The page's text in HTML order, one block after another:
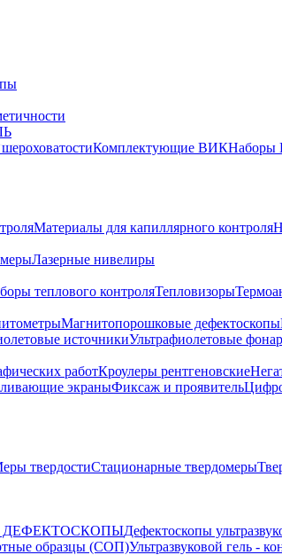
Комплектующие ВИК
Материалы для капиллярного контроля
Лазерные нивелиры
теплового контроляТепловизоры
Магнитопорошковые дефектоскопы
источникиУльтрафиолетовые
работКроулеры рентгеновские
экраныФиксаж и проявитель
твердостиСтационарные твердомеры
ДЕФЕКТОСКОПЫДефектоскопы
образцы (СОП)Ультразвуковой гель -